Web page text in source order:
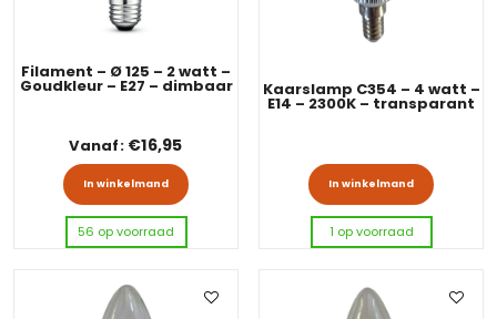
Filament – Ø 125 – 2 watt –
Goudkleur – E27 – dimbaar
Vanaf: €16,95
In winkelmand Dit product heeft meerdere variaties.
56 op voorraad
Kaarslamp C354 – 4 watt –
E14 – 2300K – transparant
In winkelmand
1 op voorraad